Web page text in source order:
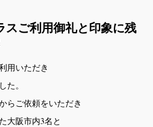
スご利用御礼と印象に残
用いただき
た。
らご依頼をいただき
大阪市内3名と